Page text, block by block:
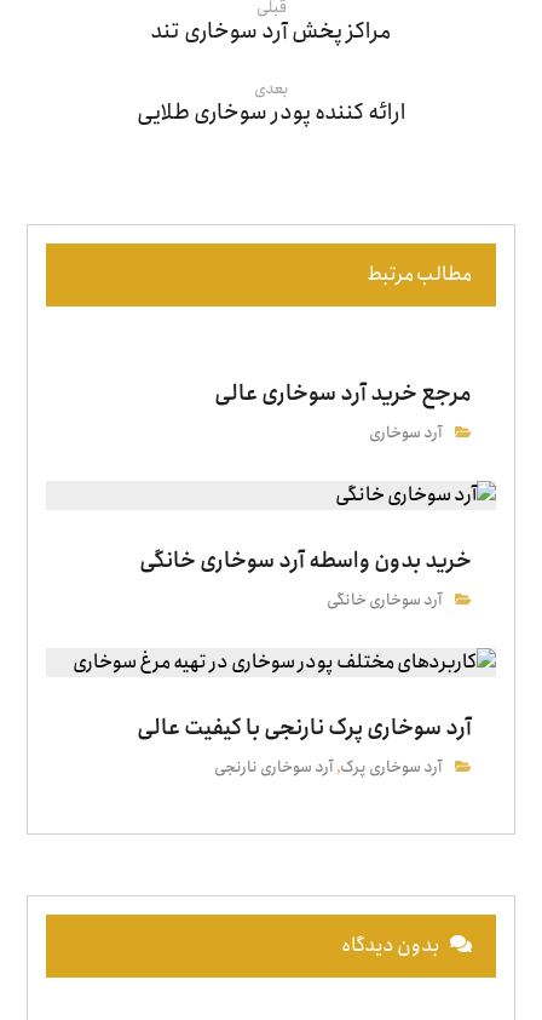
قبلی
مراکز پخش آرد سوخاری تند
بعدی
ارائه کننده پودر سوخاری طلایی
مطالب مرتبط
مرجع خرید آرد سوخاری عالی
آرد سوخاری
خرید بدون واسطه آرد سوخاری خانگی
آرد سوخاری خانگی
آرد سوخاری پرک نارنجی با کیفیت عالی
آرد سوخاری پرک,آرد سوخاری نارنجی
بدون دیدگاه